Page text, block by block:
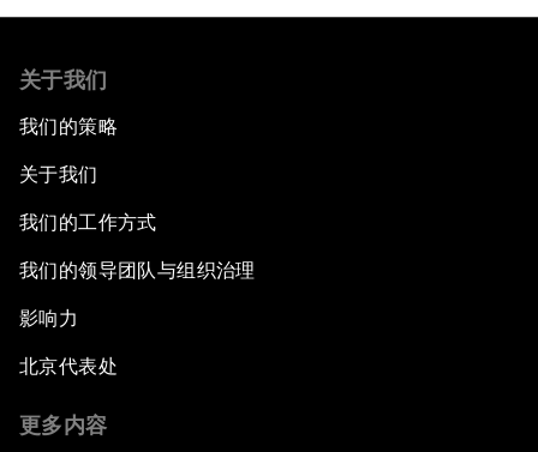
关于我们
我们的策略
关于我们
我们的工作方式
我们的领导团队与组织治理
影响力
北京代表处
更多内容